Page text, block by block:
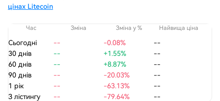
цінах Litecoin
Час Зміна Зміна у % Найвища ціна
Сьогодні -- -0.08%
--
30 днів
-- +1.55%
--
60 днів
-- +8.87%
--
90 днів
-- -20.03%
--
1 рік
-- -63.13%
--
З лістингу
-- -79.64% --